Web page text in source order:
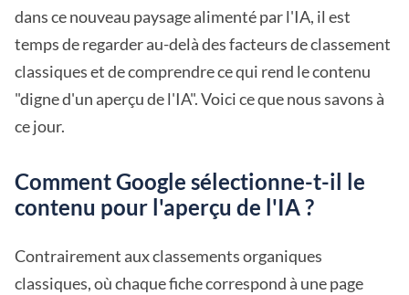
dans ce nouveau paysage alimenté par l'IA, il est
temps de regarder au-delà des facteurs de classement
classiques et de comprendre ce qui rend le contenu
"digne d'un aperçu de l'IA". Voici ce que nous savons à
ce jour.
Comment Google sélectionne-t-il le
contenu pour l'aperçu de l'IA ?
Contrairement aux classements organiques
classiques, où chaque fiche correspond à une page